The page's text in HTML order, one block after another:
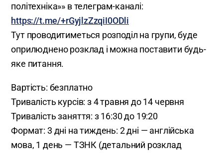
політехніка»» в телеграм-каналі:
https://t.me/+rGyjlzZzqiI0ODli
Тут проводитиметься розподіл на групи, буде
оприлюднено розклад і можна поставити будь-
яке питання.
Вартість: безплатно
Тривалість курсів: з 4 травня до 14 червня
Тривалість заняття: з 16:30 до 19:20
Формат: 3 дні на тиждень: 2 дні — англійська
мова, 1 день — ТЗНК (детальний розклад